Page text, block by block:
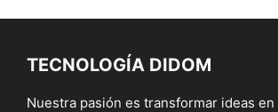
TECNOLOGÍA DIDOM
Nuestra pasión es transformar ideas